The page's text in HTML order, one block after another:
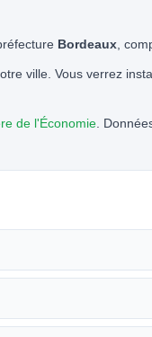
Bordeaux,
ville. Vous verrez
de l'Économie.